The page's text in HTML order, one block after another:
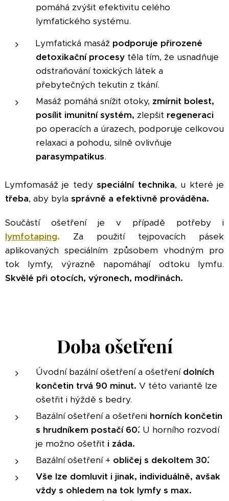
pomáhá zvýšit efektivitu celého
lymfatického systému.
Lymfatická masáž podporuje přirozené
detoxikační procesy těla tím, že usnadňuje
odstraňování toxických látek a
přebytečných tekutin z tkání.
Masáž pomáhá snížit otoky, zmírnit bolest,
posílit imunitní systém, zlepšit regeneraci
po operacích a úrazech, podporuje celkovou
relaxaci a pohodu, silně ovlivňuje
parasympatikus.
Lymfomasáž je tedyspeciální technika, u které je
třeba, aby byla správně a efektivně prováděna.
Součástí ošetření je v případě potřeby i
lymfotaping. Za použití tejpovacích pásek
aplikovaných speciálním způsobem vhodným pro
tok lymfy, výrazně napomáhají odtoku lymfu.
Skvělé při otocích, výronech, modřinách.
Doba ošetření
Úvodní bazální ošetření a ošetření dolních
končetin trvá ´90 minut. V této variantě lze
ošetřit i hýždě s bedry.
Bazální ošetření a ošetřeni horních končetin
s hrudníkem postačí 60´. U horního rozvodí
je možno ošetřit i záda.
Bazální ošetření + obličej s dekoltem 30´.
Vše lze domluvit i jinak, individuálně, avšak
vždy s ohledem na tok lymfy s max.